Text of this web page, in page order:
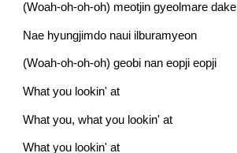
(Woah-oh-oh-oh) meotjin gyeolmare dake
Nae hyungjimdo naui ilburamyeon
(Woah-oh-oh-oh) geobi nan eopji eopji
What you lookin' at
What you, what you lookin' at
What you lookin' at